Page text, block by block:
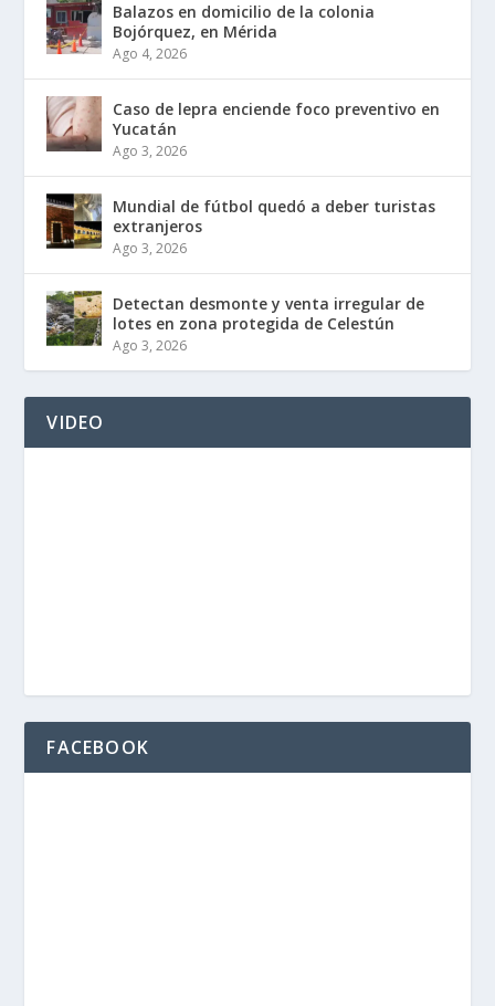
Balazos en domicilio de la colonia
Bojórquez, en Mérida
Ago 4, 2026
Caso de lepra enciende foco preventivo en
Yucatán
Ago 3, 2026
Mundial de fútbol quedó a deber turistas
extranjeros
Ago 3, 2026
Detectan desmonte y venta irregular de
lotes en zona protegida de Celestún
Ago 3, 2026
VIDEO
FACEBOOK